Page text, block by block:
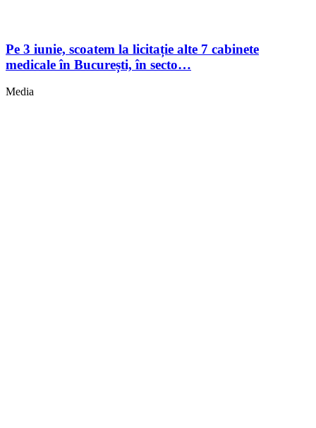
Pe 3 iunie, scoatem la licitație alte 7 cabinete
medicale în București, în secto…
Media